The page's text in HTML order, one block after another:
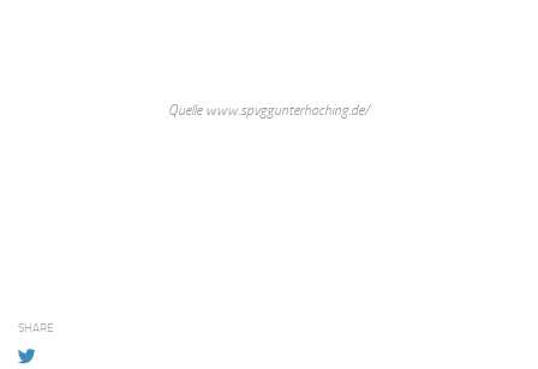
Quelle www.spvggunterhaching.de/
SHARE